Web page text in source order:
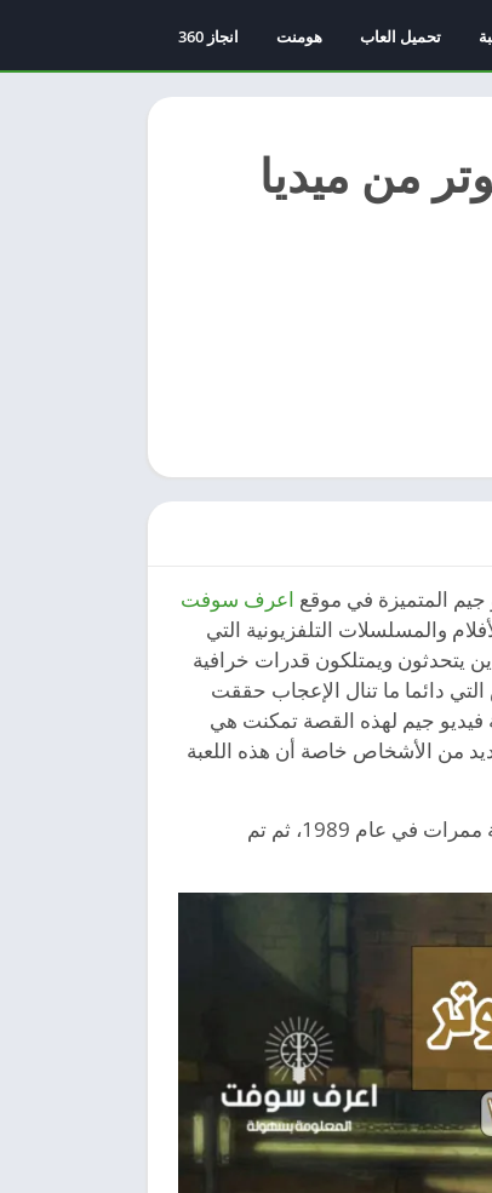
تحميل العاب هومنت انجاز 360
من ميديا
اعرف سوفت
والمسلسلات التلفزيونية التي
يتحدثون ويمتلكون قدرات خرافية
دائما ما تنال الإعجاب حققت
فيديو جيم لهذه القصة تمكنت هي
من الأشخاص خاصة أن هذه اللعبة
تحميل لعبة سلاحف النينجا 2 هي لعبة فيديو تم إنشاؤها بواسطة شركة كونامي (Konami) وتم إصدارها في الأصل كلعبة ممرات في عام 1989، ثم تم